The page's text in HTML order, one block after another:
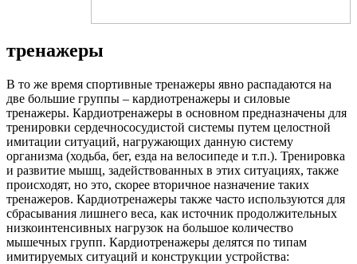
тренажеры
В то же время спортивные тренажеры явно распадаются на
две большие группы – кардиотренажеры и силовые
тренажеры. Кардиотренажеры в основном предназначены для
тренировки сердечнососудистой системы путем целостной
имитации ситуаций, нагружающих данную систему
организма (ходьба, бег, езда на велосипеде и т.п.). Тренировка
и развитие мышц, задействованных в этих ситуациях, также
происходят, но это, скорее вторичное назначение таких
тренажеров. Кардиотренажеры также часто используются для
сбрасывания лишнего веса, как источник продолжительных
низкоинтенсивных нагрузок на большое количество
мышечных групп. Кардиотренажеры делятся по типам
имитируемых ситуаций и конструкции устройства: